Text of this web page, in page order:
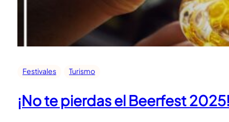
Festivales Turismo
¡No te pierdas el Beerfest